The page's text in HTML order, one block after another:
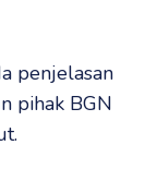
penjelasan
pihak BGN